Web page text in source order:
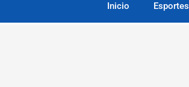
Inicio Esportes